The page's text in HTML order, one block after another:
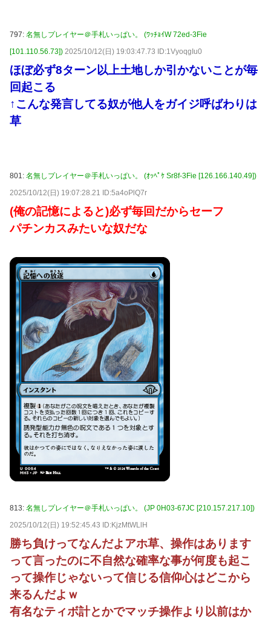
797: 名無しプレイヤー＠手札いっぱい。 (ﾜｯﾁｮｲW 72ed-3Fie
[101.110.56.73]) 2025/10/12(日) 19:03:47.73 ID:1VyoqgIu0
ほぼ必ず8ターン以上土地しか引かないことが毎
回起こる
↑こんな発言してる奴が他人をガイジ呼ばわりは
草
801: 名無しプレイヤー＠手札いっぱい。 (ｵｯﾍﾟｹ Sr8f-3Fie [126.166.140.49])
2025/10/12(日) 19:07:28.21 ID:5a4oPlQ7r
(俺の記憶によると)必ず毎回だからセーフ
パチンカスみたいな奴だな
813: 名無しプレイヤー＠手札いっぱい。 (JP 0H03-67JC [210.157.217.10])
2025/10/12(日) 19:52:45.43 ID:KjzMtWLlH
勝ち負けってなんだよアホ草、操作はあります
って言ったのに不自然な確率な事が何度も起こ
って操作じゃないって信じる信仰心はどこから
来るんだよｗ
有名なティボ計とかでマッチ操作より以前はか